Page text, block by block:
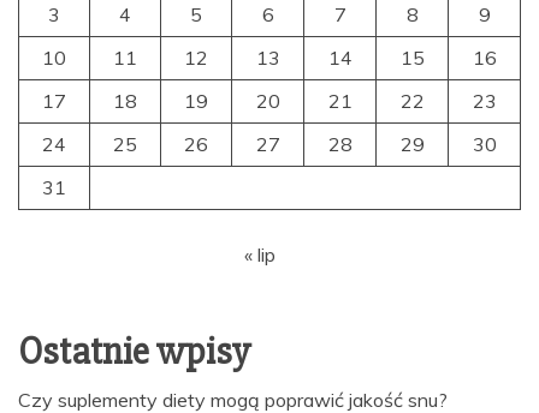
3
4 5 6 7 8
9
10
11 12 13 14 15
16
17
18 19 20 21 22
23
24
25 26 27 28 29
30
31
« lip
Ostatnie wpisy
Czy suplementy diety mogą poprawić jakość snu?